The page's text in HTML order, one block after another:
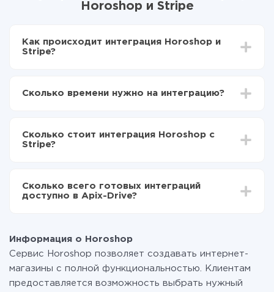
Horoshop и Stripe
Как происходит интеграция Horoshop и
Stripe?
Выбираете какие данные передавать из
Теперь данные будут автоматически
передаваться из Horoshop в Stripe
Сколько времени нужно на интеграцию?
отличаться и составлять от 5-ти до 30-минут. В
среднем настройка занимает 10-15 минут.
Сколько стоит интеграция Horoshop с
Stripe?
функционал. Вы оплачиваете только количество
данных, которые по факту передаются из одной
перейти на платный, при необходимости. Подробнее
отарифах.
Сколько всего готовых интеграций
доступно в Apix-Drive?
Информация о Horoshop
Сервис Horoshop позволяет создавать интернет-
магазины с полной функциональностью. Клиентам
предоставляется возможность выбрать нужный